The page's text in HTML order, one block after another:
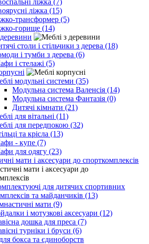
ліжка (15)
трансформер (5)
горище (14)
столи і стільчики з дерева (18)
і тумби з дерева (6)
і стелажі (5)
модульні системи (35)
Модульна система Валенсія (14)
Модульна система Фантазія (0)
Дитячі кімнати (21)
для вітальні (11)
для передпокою (32)
та крісла (13)
- купе (7)
для одягу (23)
мати і аксесуари до спорткомплексів
для дитячих спортивних
та майданчиків (13)
мати (9)
і мотузкові аксесуари (12)
дошка для преса (7)
турніки і бруси (6)
бокса та єдиноборств